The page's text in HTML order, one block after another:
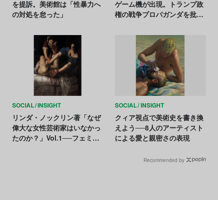
を提訴。美術館は「性暴力へ
の対処を怠った」
ゲーム機が出現。トランプ政
権の戦争プロパガンダを批判
SOCIAL INSIGHT
リンダ・ノックリン著「なぜ
偉大な女性芸術家はいなかっ
たのか？」Vol.1──フェミニ
SOCIAL INSIGHT
クィア視点で美術史を書き換
えよう──8人のアーティスト
による愛と親密さの表現
Recommended by